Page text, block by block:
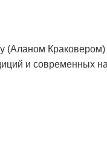
и современных